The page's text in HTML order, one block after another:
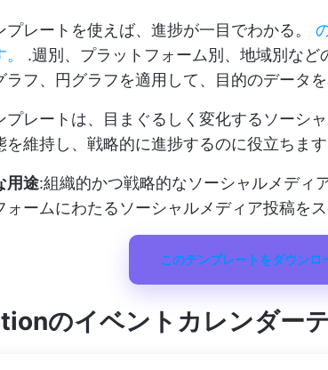
プレートを使えば、進捗が一目でわかる。
.週別、プラットフォーム別、地域別な
ラフ、円グラフを適用して、目的のデータ
プレートは、目まぐるしく変化するソーシ
を維持し、戦略的に進捗するのに役立ちます
用途:組織的かつ戦略的なソーシャルメディ
ォームにわたるソーシャルメディア投稿を
このテンプレートをダウンロ
のイベントカレンダー